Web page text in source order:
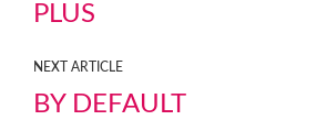
PLUS
NEXT ARTICLE
BY DEFAULT